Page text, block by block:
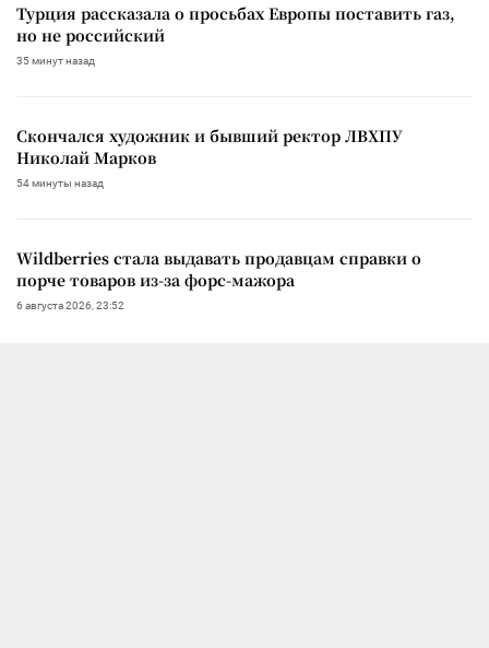
Турция рассказала о просьбах Европы поставить газ,
но не российский
35 минут назад
Скончался художник и бывший ректор ЛВХПУ
Николай Марков
54 минуты назад
Wildberries стала выдавать продавцам справки о
порче товаров из-за форс-мажора
6 августа 2026, 23:52